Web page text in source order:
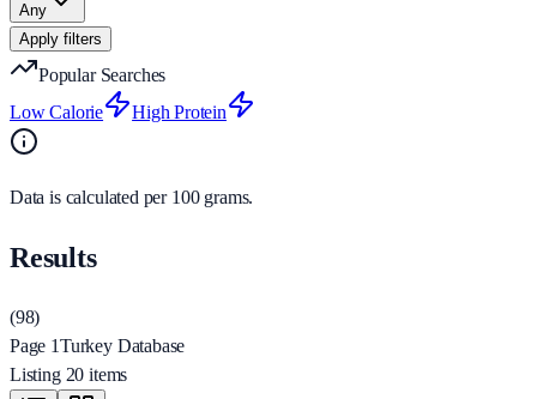
Any
Apply filters
Popular Searches
Low Calorie
High Protein
Data is calculated per 100 grams.
Results
(98)
Page 1Turkey Database
Listing 20 items